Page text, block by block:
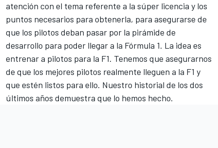
atención con el tema referente a la súper licencia y los
puntos necesarios para obtenerla, para asegurarse de
que los pilotos deban pasar por la pirámide de
desarrollo para poder llegar a la Fórmula 1. La idea es
entrenar a pilotos para la F1. Tenemos que asegurarnos
de que los mejores pilotos realmente lleguen a la F1 y
que estén listos para ello. Nuestro historial de los dos
últimos años demuestra que lo hemos hecho.